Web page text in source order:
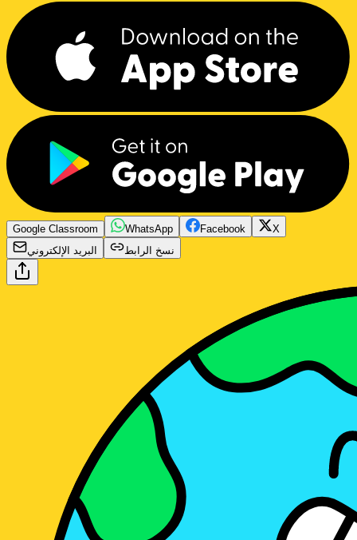
Google Classroom WhatsApp Facebook
X
البريد الإلكتروني
نسخ الرابط